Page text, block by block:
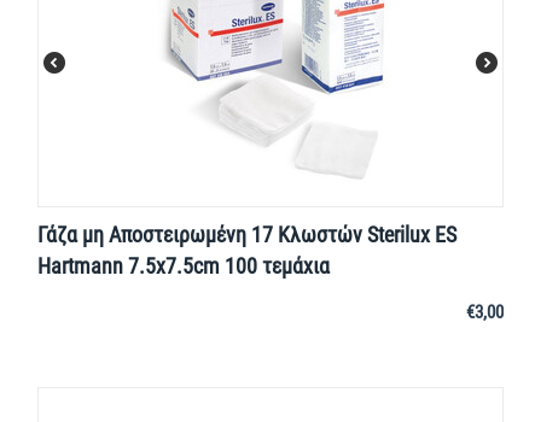
Γάζα μη Αποστειρωμένη 17 Κλωστών Sterilux ES
Hartmann 7.5x7.5cm 100 τεμάχια
€3,00